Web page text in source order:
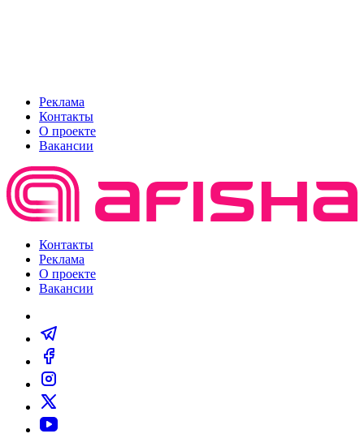
Реклама
Контакты
О проекте
Вакансии
Контакты
Реклама
О проекте
Вакансии